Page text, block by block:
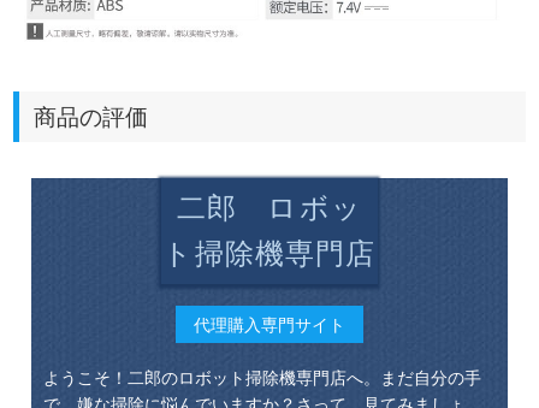
商品の評価
二郎 ロボッ
ト掃除機専門店
代理購入専門サイト
ようこそ！二郎のロボット掃除機専門店へ。まだ自分の手